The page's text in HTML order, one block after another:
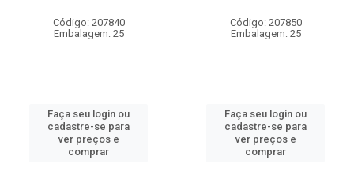
Código: 207840
Embalagem: 25
Faça seu login ou
cadastre-se para
ver preços e
comprar
Código: 207850
Embalagem: 25
Faça seu login ou
cadastre-se para
ver preços e
comprar